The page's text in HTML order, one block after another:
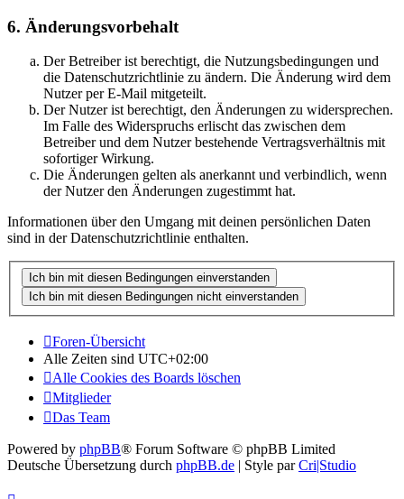
6. Änderungsvorbehalt
Der Betreiber ist berechtigt, die Nutzungsbedingungen und
die Datenschutzrichtlinie zu ändern. Die Änderung wird dem
Nutzer per E-Mail mitgeteilt.
Der Nutzer ist berechtigt, den Änderungen zu widersprechen.
Im Falle des Widerspruchs erlischt das zwischen dem
Betreiber und dem Nutzer bestehende Vertragsverhältnis mit
sofortiger Wirkung.
Die Änderungen gelten als anerkannt und verbindlich, wenn
der Nutzer den Änderungen zugestimmt hat.
Informationen über den Umgang mit deinen persönlichen Daten
sind in der Datenschutzrichtlinie enthalten.
Foren-Übersicht
Alle Zeiten sind UTC+02:00
Alle Cookies des Boards löschen
Mitglieder
Das Team
Powered by phpBB® Forum Software © phpBB Limited
Deutsche Übersetzung durch phpBB.de | Style parCri|Studio